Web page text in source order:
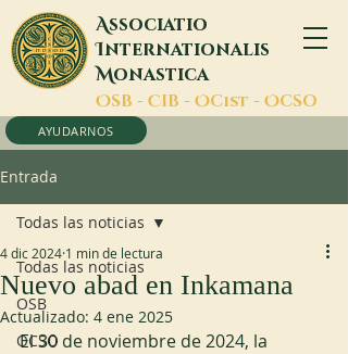
Associatio
Internationalis
Monastica
OSB - CIB - OCist - OCSO
AYUDARNOS
Entrada
Todas las noticias
OSB
OCSO
Todas las noticias
Nuevo abad en Inkamana
4 dic 2024 1 min de lectura
Actualizado: 4 ene 2025
El 30 de noviembre de 2024, la